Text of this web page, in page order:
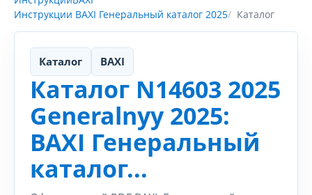
Инструкции BAXI Генеральный каталог 2025
Каталог
Каталог BAXI
Каталог N14603 2025
Generalnyy 2025:
BAXI Генеральный
каталог...